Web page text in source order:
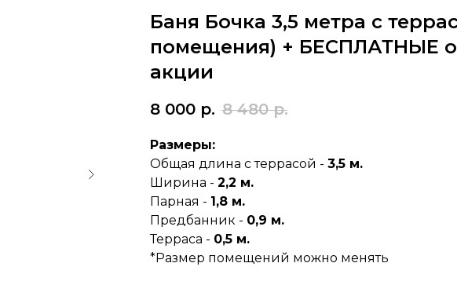
Баня Бочка 3,5 метра с
помещения) + БЕСПЛАТНЫЕ
акции
8 000 р. 8 480 р.
Размеры:
Общая длина с террасой - 3,5 м.
Ширина - 2,2 м.
Парная - 1,8 м.
Предбанник - 0,9 м.
Терраса - 0,5 м.
*Размер помещений можно менять